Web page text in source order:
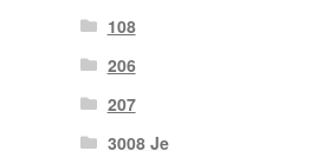
108
206
207
3008 Je